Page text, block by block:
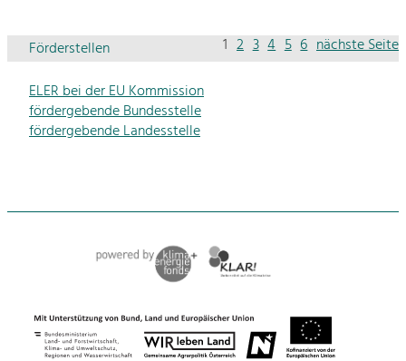
1 2 3 4 5 6 nächste Seite
Förderstellen
ELER bei der EU Kommission
fördergebende Bundesstelle
fördergebende Landesstelle